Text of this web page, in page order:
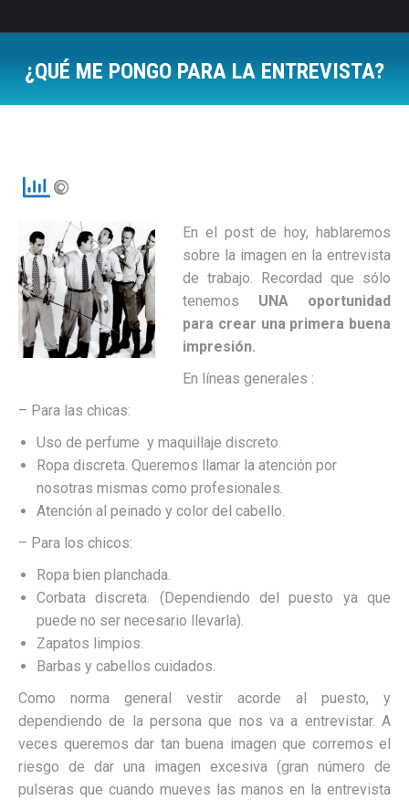
¿QUÉ ME PONGO PARA LA ENTREVISTA?
En el post de hoy, hablaremos
sobre la imagen en la entrevista
de trabajo. Recordad que sólo
tenemos UNA oportunidad
para crear una primera buena
impresión.
En líneas generales :
– Para las chicas:
Uso de perfume y maquillaje discreto.
Ropa discreta. Queremos llamar la atención por
nosotras mismas como profesionales.
Atención al peinado y color del cabello.
– Para los chicos:
Ropa bien planchada.
Corbata discreta. (Dependiendo del puesto ya que
puede no ser necesario llevarla).
Zapatos limpios.
Barbas y cabellos cuidados.
Como norma general vestir acorde al puesto, y
dependiendo de la persona que nos va a entrevistar. A
veces queremos dar tan buena imagen que corremos el
riesgo de dar una imagen excesiva (gran número de
pulseras que cuando mueves las manos en la entrevista